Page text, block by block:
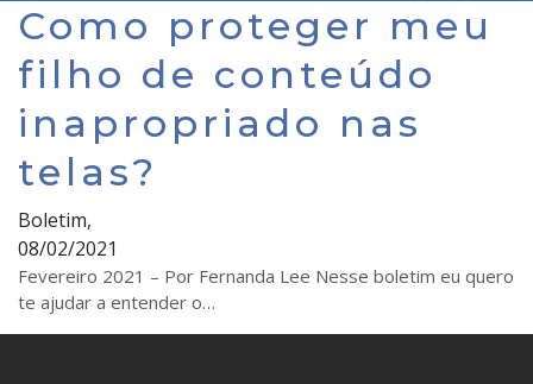
Como proteger meu
filho de conteúdo
inapropriado nas
telas?
Boletim,
08/02/2021
Fevereiro 2021 – Por Fernanda Lee Nesse boletim eu quero
te ajudar a entender o…